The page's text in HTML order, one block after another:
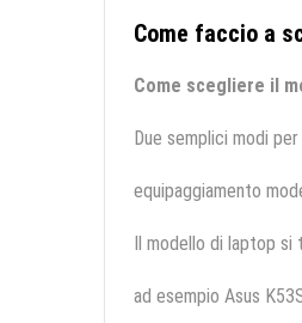
Come faccio a
Come scegliere il
Due semplici modi
equipaggiamento
Il modello di laptop
ad esempio Asus